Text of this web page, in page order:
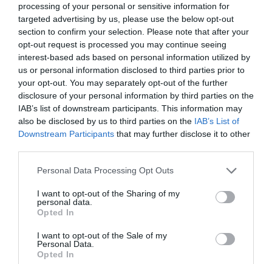
processing of your personal or sensitive information for
targeted advertising by us, please use the below opt-out
section to confirm your selection. Please note that after your
opt-out request is processed you may continue seeing
interest-based ads based on personal information utilized by
us or personal information disclosed to third parties prior to
your opt-out. You may separately opt-out of the further
disclosure of your personal information by third parties on the
IAB’s list of downstream participants. This information may
also be disclosed by us to third parties on the IAB’s List of
Downstream Participants that may further disclose it to other
Personal Data Processing Opt Outs
I want to opt-out of the Sharing of my
personal data.
Opted In
I want to opt-out of the Sale of my
Personal Data.
Opted In
He leído y acepto lascondiciones legales
Hoy destacamos
ESPAÑA
Yolanda Díaz, el penúltimo fiasco del